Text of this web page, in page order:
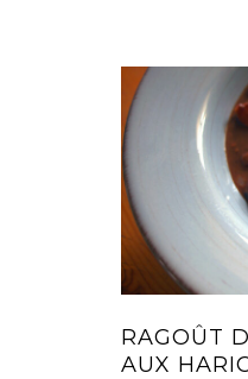
RAGOÛT
AUX